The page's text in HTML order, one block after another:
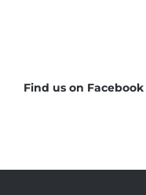
Find us on Facebook